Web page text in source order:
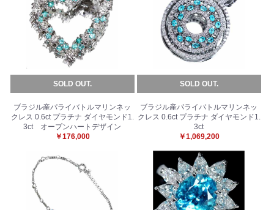
SOLD OUT.
ブラジル産パライバトルマリンネッ
クレス 0.6ct プラチナ ダイヤモンド1.
3ct オープンハートデザイン
￥176,000
SOLD OUT.
ブラジル産パライバトルマリンネッ
クレス 0.6ct プラチナ ダイヤモンド1.
3ct
￥1,069,200